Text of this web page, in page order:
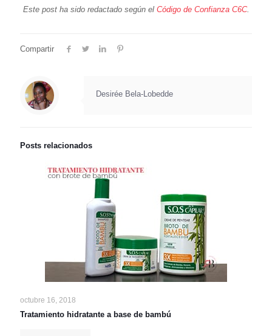
Este post ha sido redactado según elCódigo de Confianza C6C.
Compartir
Desirée Bela-Lobedde
Posts relacionados
octubre 16, 2018
Tratamiento hidratante a base de bambú